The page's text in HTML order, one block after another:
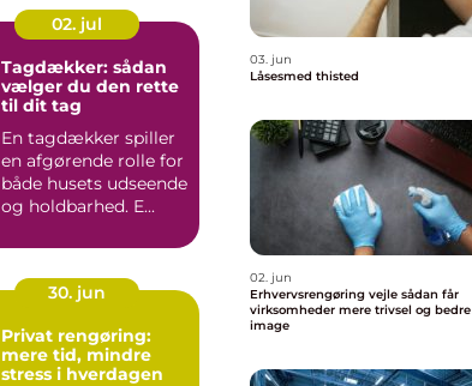
02. jul
Tagdækker: sådan
vælger du den rette
til dit tag
En tagdækker spiller
en afgørende rolle for
både husets udseende
og holdbarhed. E...
30. jun
Privat rengøring:
mere tid, mindre
stress i hverdagen
03. jun
Låsesmed thisted
02. jun
Erhvervsrengøring vejle sådan får
virksomheder mere trivsel og bedre
image